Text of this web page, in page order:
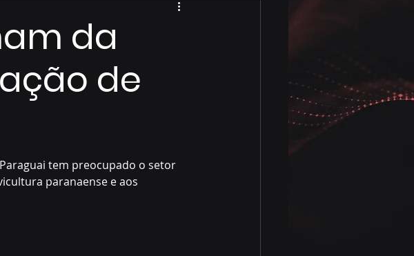
da
de
tem preocupado o setor
paranaense e aos